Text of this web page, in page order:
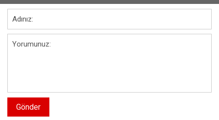
Gönder